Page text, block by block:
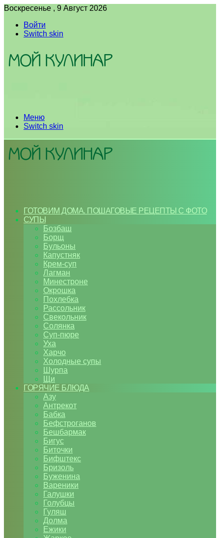
Воскресенье , 9 Август 2026
Войти
Switch skin
Меню
Switch skin
ГОТОВИМ ДОМА. ПОШАГОВЫЕ РЕЦЕПТЫ С ФОТО
СУПЫ
Бозбаш
Борщ
Бульоны
Капустняк
Крем-суп
Лагман
Минестроне
Окрошка
Похлебка
Рассольник
Свекольник
Солянка
Суп-пюре
Уха
Харчо
Холодные супы
Шурпа
Щи
ГОРЯЧИЕ БЛЮДА
Азу
Антрекот
Бабка
Бефстроганов
Бешбармак
Бигус
Биточки
Бифштекс
Бризоль
Буженина
Вареники
Галушки
Голубцы
Гуляш
Долма
Ежики